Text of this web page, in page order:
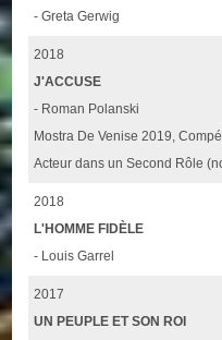
- Greta Gerwig
2018
J'ACCUSE
- Roman Polanski
Mostra De Venise 2019,
Acteur dans un Second Rôle
2018
L'HOMME FIDÈLE
- Louis Garrel
2017
UN PEUPLE ET SON ROI